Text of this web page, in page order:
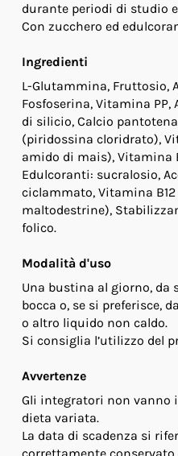
durante periodi di studio
Con zucchero ed
Ingredienti
L-Glutammina, Fruttosio,
Fosfoserina, Vitamina
di silicio, Calcio
(piridossina cloridrato),
amido di mais), Vitamina
Edulcoranti: sucralosio,
ciclammato, Vitamina
maltodestrine),
folico.
Modalità d'uso
Una bustina al giorno, da
bocca o, se si preferisce,
o altro liquido non caldo.
Si consiglia l’utilizzo del
Avvertenze
Gli integratori non vanno
dieta variata.
La data di scadenza si